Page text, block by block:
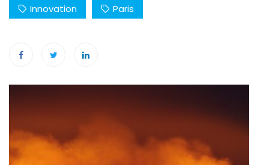
Innovation
Paris
Navigation
de
l’article